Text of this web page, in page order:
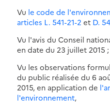
Vu le code de
articles L. 541-21-2 et D.
Vu l'avis du Conseil
en date du 23 juillet 2015 ;
Vu les observations
du public réalisée du 6
2015, en application de
l'environnement,